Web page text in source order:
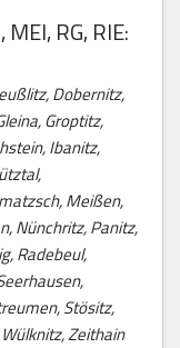
RG, RIE:
Dobernitz,
Groptitz,
Ibanitz,
Meißen,
Nünchritz, Panitz,
Radebeul,
Stösitz,
Zeithain